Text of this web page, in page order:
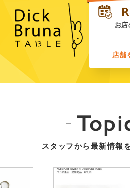
お店
店舗
スタッフから最新情報